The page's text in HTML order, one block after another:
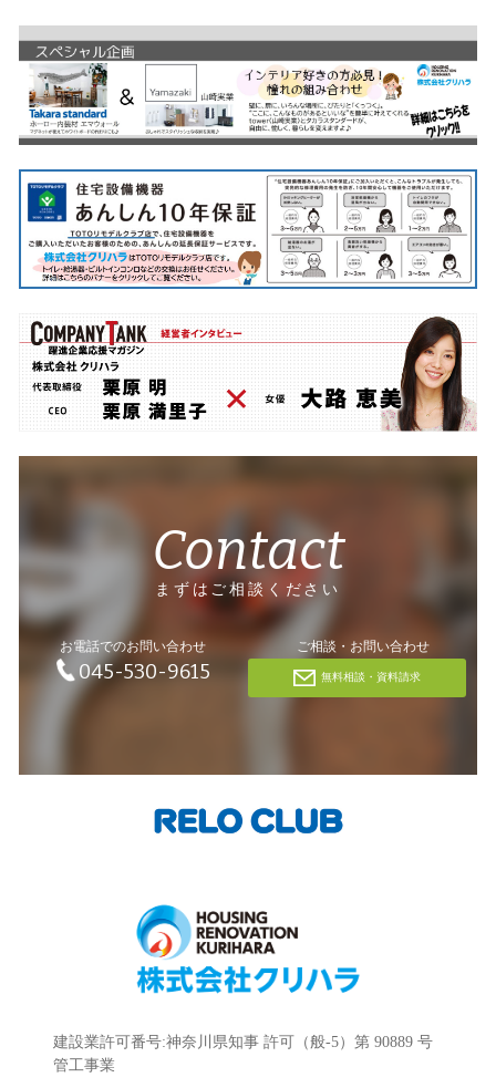
Contact
まずはご相談ください
お電話でのお問い合わせ
045-530-9615
ご相談・お問い合わせ
無料相談・資料請求
建設業許可番号:神奈川県知事 許可（般-5）第 90889 号
管工事業